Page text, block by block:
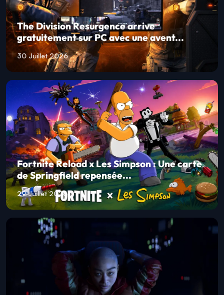
The Division Resurgence arrive
gratuitement sur PC avec une avent...
30 Juillet 2026
Fortnite Reload x Les Simpson : Une carte
de Springfield repensée...
29 Juillet 2026